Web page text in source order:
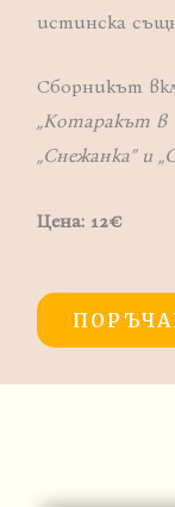
истинска
Сборникът
„Котаракът в
„Снежанка” и
Цена: 12€